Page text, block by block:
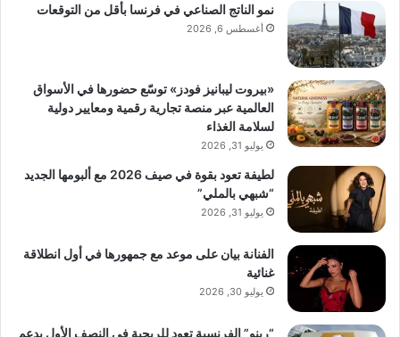
نمو الناتج الصناعي في فرنسا بأقل من التوقعات
أغسطس 6, 2026
«بيروت ليبانيز فودز» توسّع حضورها في الأسواق
العالمية عبر منصة تجارية رقمية ومعايير دولية
لسلامة الغذاء
يوليو 31, 2026
لطيفة تعود بقوة في صيف 2026 مع ألبومها الجديد
“شبهي بالملي”
يوليو 31, 2026
الفنانة بيان على موعد مع جمهورها في أول انطلاقة
غنائية
يوليو 30, 2026
“رينو” الفرنسية تعود للربحية في النصف الأول بدعم